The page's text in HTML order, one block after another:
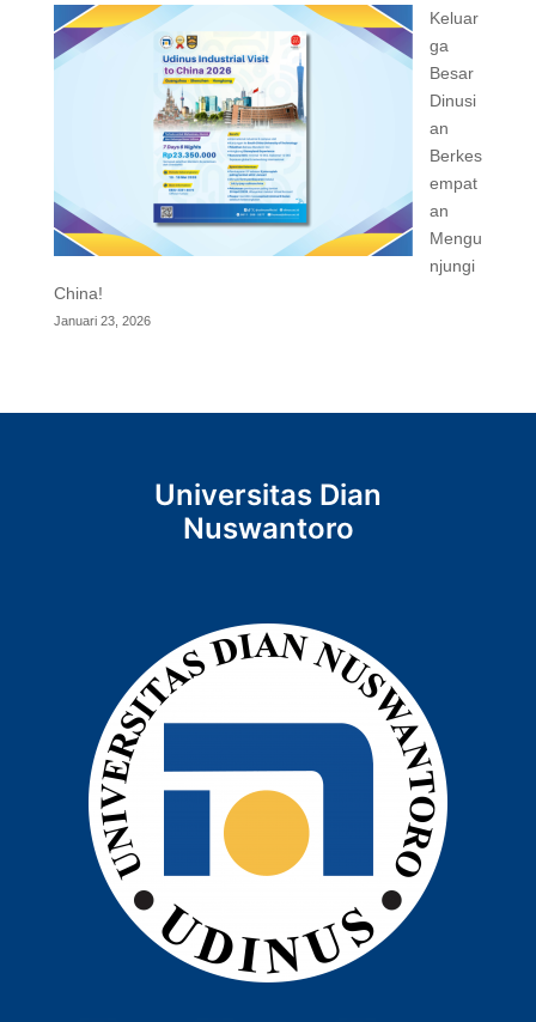
Keluar
ga
Besar
Dinusi
an
Berkes
empat
an
Mengu
njungi
China!
Januari 23, 2026
Universitas Dian
Nuswantoro